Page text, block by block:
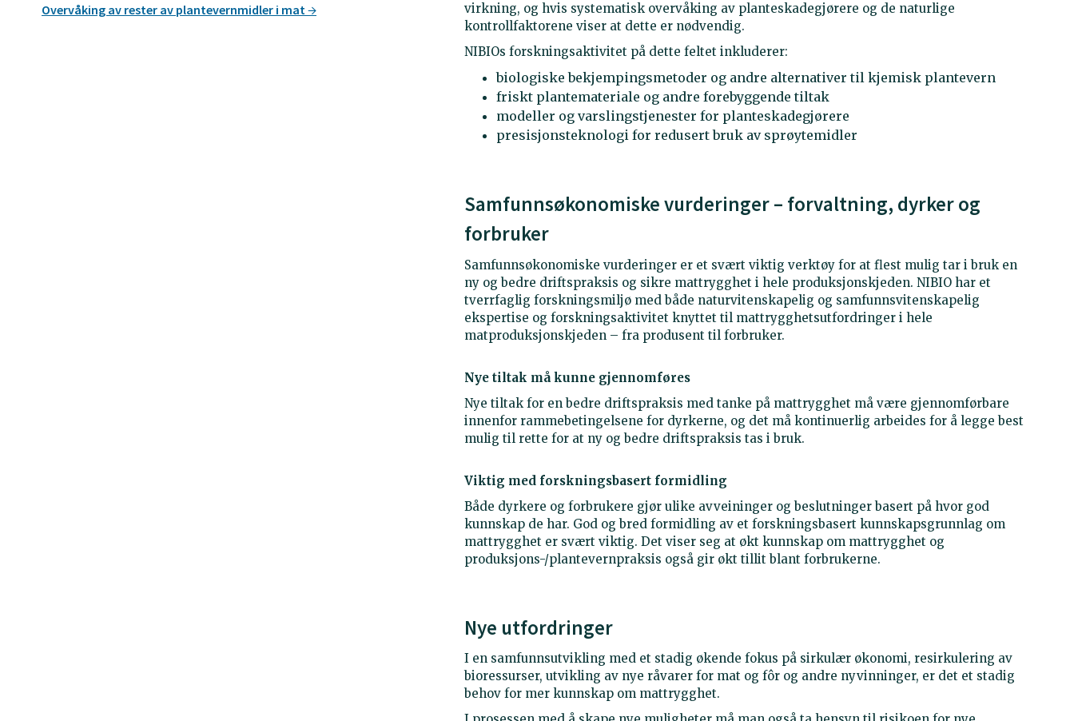
Overvåking av rester av plantevernmidler i mat
virkning, og hvis systematisk overvåking av planteskadegjørere og de naturlige
kontrollfaktorene viser at dette er nødvendig.
NIBIOs forskningsaktivitet på dette feltet inkluderer:
biologiske bekjempingsmetoder og andre alternativer til kjemisk plantevern
friskt plantemateriale og andre forebyggende tiltak
modeller og varslingstjenester for planteskadegjørere
presisjonsteknologi for redusert bruk av sprøytemidler
Samfunnsøkonomiske vurderinger – forvaltning, dyrker og
forbruker
Samfunnsøkonomiske vurderinger er et svært viktig verktøy for at flest mulig tar i bruk en
ny og bedre driftspraksis og sikre mattrygghet i hele produksjonskjeden. NIBIO har et
tverrfaglig forskningsmiljø med både naturvitenskapelig og samfunnsvitenskapelig
ekspertise og forskningsaktivitet knyttet til mattrygghetsutfordringer i hele
matproduksjonskjeden – fra produsent til forbruker.
Nye tiltak må kunne gjennomføres
Nye tiltak for en bedre driftspraksis med tanke på mattrygghet må være gjennomførbare
innenfor rammebetingelsene for dyrkerne, og det må kontinuerlig arbeides for å legge best
mulig til rette for at ny og bedre driftspraksis tas i bruk.
Viktig med forskningsbasert formidling
Både dyrkere og forbrukere gjør ulike avveininger og beslutninger basert på hvor god
kunnskap de har. God og bred formidling av et forskningsbasert kunnskapsgrunnlag om
mattrygghet er svært viktig. Det viser seg at økt kunnskap om mattrygghet og
produksjons-/plantevernpraksis også gir økt tillit blant forbrukerne.
Nye utfordringer
I en samfunnsutvikling med et stadig økende fokus på sirkulær økonomi, resirkulering av
bioressurser, utvikling av nye råvarer for mat og fôr og andre nyvinninger, er det et stadig
behov for mer kunnskap om mattrygghet.